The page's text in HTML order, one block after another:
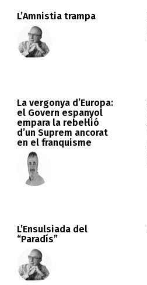
L’Amnistia trampa
La vergonya d’Europa:
el Govern espanyol
empara la rebel·lió
d’un Suprem ancorat
en el franquisme
L’Ensulsiada del
“Paradís”